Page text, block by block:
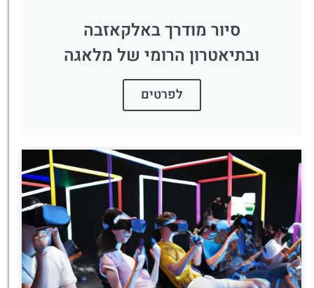
סיור מודרך באלקאזבה
ובתיאטרון הרומי של מלאגה
לפרטים